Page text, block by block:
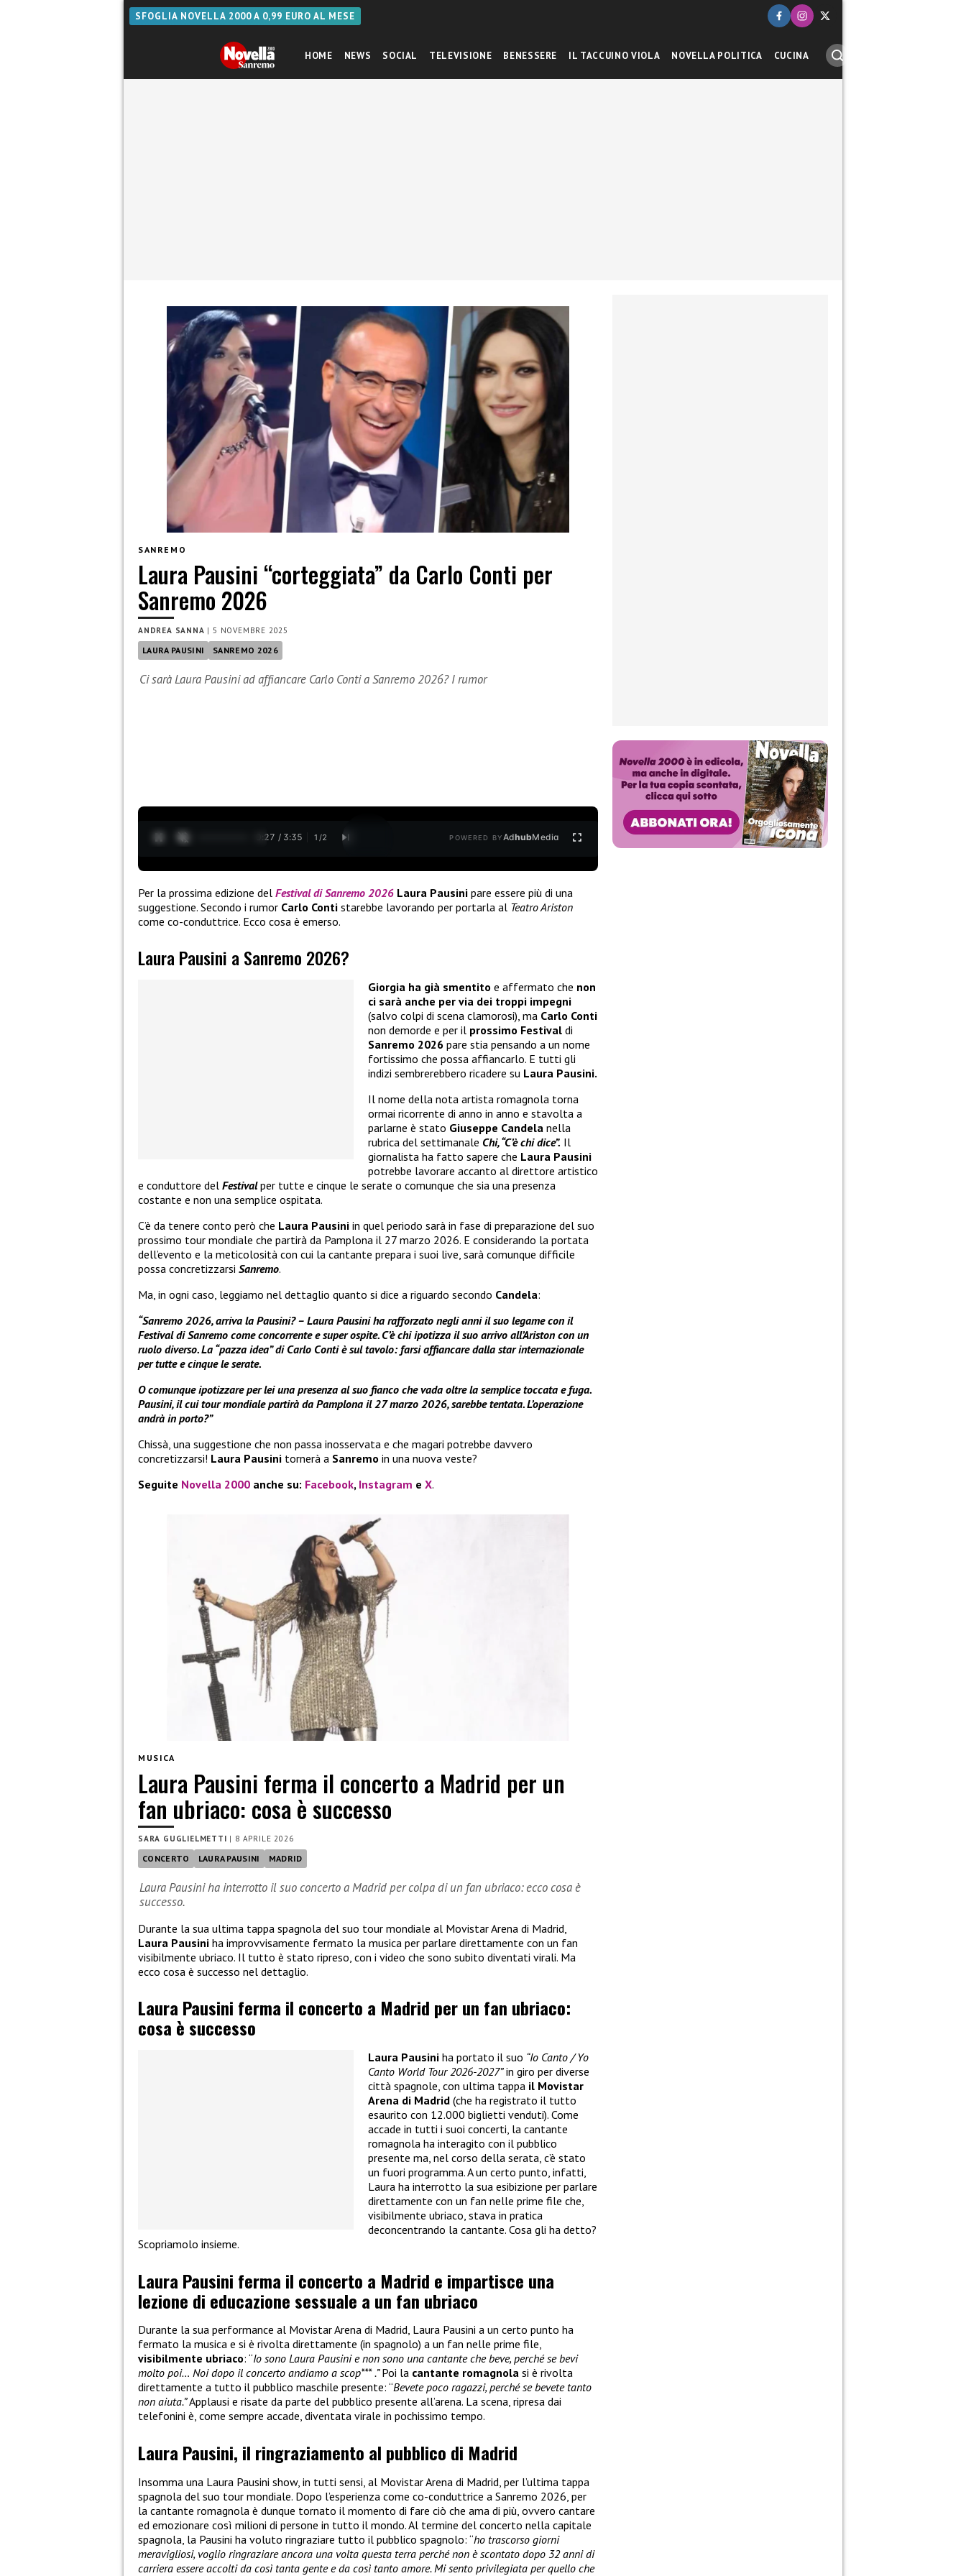
SFOGLIA NOVELLA 2000 A 0,99 EURO AL MESE
HOME NEWS SOCIAL TELEVISIONE BENESSERE IL TACCUINO VIOLA NOVELLA POLITICA CUCINA
SANREMO
Laura Pausini “corteggiata” da Carlo Conti per
Sanremo 2026
ANDREA SANNA |5 NOVEMBRE 2025
LAURA PAUSINI SANREMO 2026
Ci sarà Laura Pausini ad affiancare Carlo Conti a Sanremo 2026? I rumor
0:28 / 3:35 1 /2 POWERED BYAdhubMedia
Per la prossima edizione del Festival di Sanremo 2026 Laura Pausini pare essere più di una
suggestione. Secondo i rumor Carlo Conti starebbe lavorando per portarla al Teatro Ariston
come co-conduttrice. Ecco cosa è emerso.
Laura Pausini a Sanremo 2026?
Giorgia ha già smentito e affermato che non
ci sarà anche per via dei troppi impegni
(salvo colpi di scena clamorosi), ma Carlo Conti
non demorde e per il prossimo Festival di
Sanremo 2026 pare stia pensando a un nome
fortissimo che possa affiancarlo. E tutti gli
indizi sembrerebbero ricadere su Laura Pausini.
Il nome della nota artista romagnola torna
ormai ricorrente di anno in anno e stavolta a
parlarne è stato Giuseppe Candela nella
rubrica del settimanale Chi,“C’è chi dice”. Il
giornalista ha fatto sapere che Laura Pausini
potrebbe lavorare accanto al direttore artistico
e conduttore del Festivalper tutte e cinque le serate o comunque che sia una presenza
costante e non una semplice ospitata.
C’è da tenere conto però che Laura Pausini in quel periodo sarà in fase di preparazione del suo
prossimo tour mondiale che partirà da Pamplona il 27 marzo 2026. E considerando la portata
dell’evento e la meticolosità con cui la cantante prepara i suoi live, sarà comunque difficile
possa concretizzarsi Sanremo.
Ma, in ogni caso, leggiamo nel dettaglio quanto si dice a riguardo secondo Candela:
“Sanremo 2026, arriva la Pausini? – Laura Pausini ha rafforzato negli anni il suo legame con il
Festival di Sanremo come concorrente e super ospite. C’è chi ipotizza il suo arrivo all’Ariston con un
ruolo diverso. La “pazza idea” di Carlo Conti è sul tavolo: farsi affiancare dalla star internazionale
per tutte e cinque le serate.
O comunque ipotizzare per lei una presenza al suo fianco che vada oltre la semplice toccata e fuga.
Pausini, il cui tour mondiale partirà da Pamplona il 27 marzo 2026, sarebbe tentata. L’operazione
andrà in porto?”
Chissà, una suggestione che non passa inosservata e che magari potrebbe davvero
concretizzarsi! Laura Pausini tornerà a Sanremo in una nuova veste?
Seguite Novella 2000 anche su: Facebook, Instagram e X.
MUSICA
Laura Pausini ferma il concerto a Madrid per un
fan ubriaco: cosa è successo
SARA GUGLIELMETTI | 8 APRILE 2026
CONCERTO LAURA PAUSINI MADRID
Laura Pausini ha interrotto il suo concerto a Madrid per colpa di un fan ubriaco: ecco cosa è
successo.
Durante la sua ultima tappa spagnola del suo tour mondiale al Movistar Arena di Madrid,
Laura Pausini ha improvvisamente fermato la musica per parlare direttamente con un fan
visibilmente ubriaco. Il tutto è stato ripreso, con i video che sono subito diventati virali. Ma
ecco cosa è successo nel dettaglio.
Laura Pausini ferma il concerto a Madrid per un fan ubriaco:
cosa è successo
Laura Pausini ha portato il suo “Io Canto / Yo
Canto World Tour 2026-2027”in giro per diverse
città spagnole, con ultima tappa il Movistar
Arena di Madrid (che ha registrato il tutto
esaurito con 12.000 biglietti venduti). Come
accade in tutti i suoi concerti, la cantante
romagnola ha interagito con il pubblico
presente ma, nel corso della serata, c’è stato
un fuori programma. A un certo punto, infatti,
Laura ha interrotto la sua esibizione per parlare
direttamente con un fan nelle prime file che,
visibilmente ubriaco, stava in pratica
deconcentrando la cantante. Cosa gli ha detto?
Scopriamolo insieme.
Laura Pausini ferma il concerto a Madrid e impartisce una
lezione di educazione sessuale a un fan ubriaco
Durante la sua performance al Movistar Arena di Madrid, Laura Pausini a un certo punto ha
fermato la musica e si è rivolta direttamente (in spagnolo) a un fan nelle prime file,
visibilmente ubriaco: “Io sono Laura Pausini e non sono una cantante che beve, perché se bevi
molto poi… Noi dopo il concerto andiamo a scop*** .”Poi la cantante romagnola si è rivolta
direttamente a tutto il pubblico maschile presente: “Bevete poco ragazzi, perché se bevete tanto
non aiuta.”Applausi e risate da parte del pubblico presente all’arena. La scena, ripresa dai
telefonini è, come sempre accade, diventata virale in pochissimo tempo.
Laura Pausini, il ringraziamento al pubblico di Madrid
Insomma una Laura Pausini show, in tutti sensi, al Movistar Arena di Madrid, per l’ultima tappa
spagnola del suo tour mondiale. Dopo l’esperienza come co-conduttrice a Sanremo 2026, per
la cantante romagnola è dunque tornato il momento di fare ciò che ama di più, ovvero cantare
ed emozionare così milioni di persone in tutto il mondo. Al termine del concerto nella capitale
spagnola, la Pausini ha voluto ringraziare tutto il pubblico spagnolo: “ho trascorso giorni
meravigliosi, voglio ringraziare ancora una volta questa terra perché non è scontato dopo 32 anni di
carriera essere accolti da così tanta gente e da così tanto amore. Mi sento privilegiata per quello che